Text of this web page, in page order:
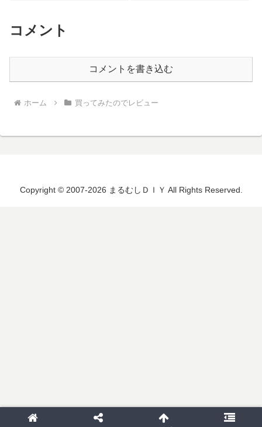
コメント
コメントを書き込む
ホーム 買ってみたのでレビュー
Copyright © 2007-2026 まるむしＤＩＹ All Rights Reserved.